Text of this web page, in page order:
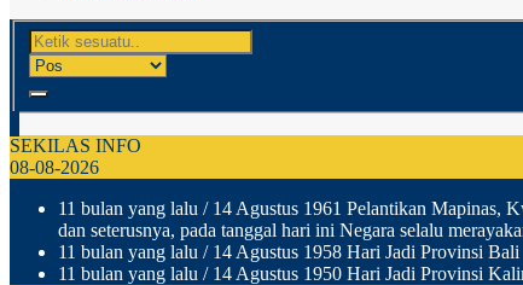
SEKILAS INFO
08-08-2026
11 bulan yang lalu / 14 Agustus 1961 Pelantikan Mapinas,
dan seterusnya, pada tanggal hari ini Negara selalu
11 bulan yang lalu / 14 Agustus 1958 Hari Jadi Provinsi Bali
11 bulan yang lalu / 14 Agustus 1950 Hari Jadi Provinsi